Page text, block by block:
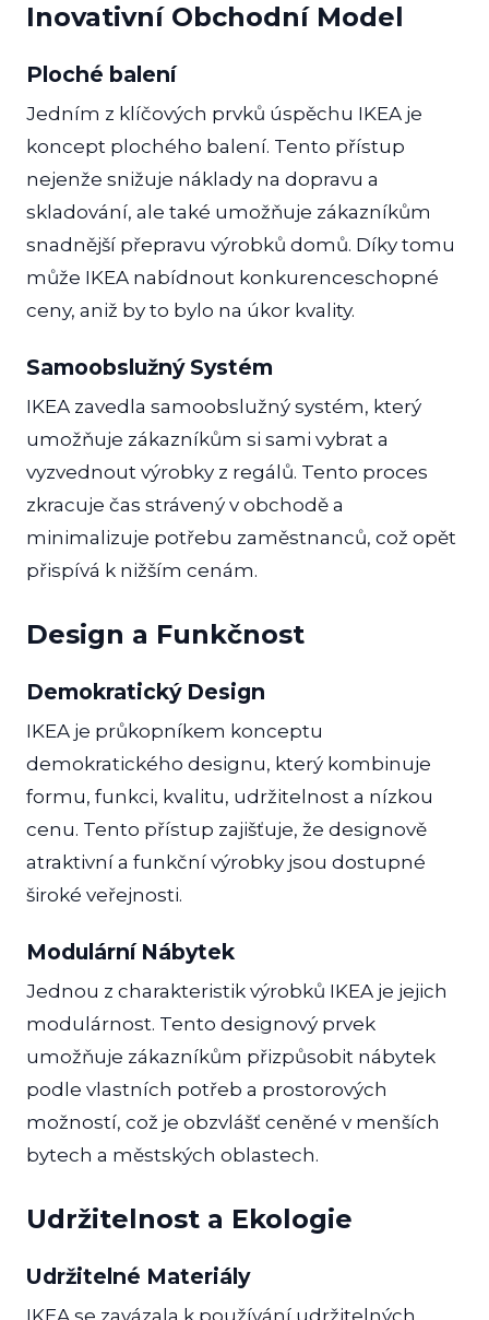
Inovativní Obchodní Model
Ploché balení
Jedním z klíčových prvků úspěchu IKEA je
koncept plochého balení. Tento přístup
nejenže snižuje náklady na dopravu a
skladování, ale také umožňuje zákazníkům
snadnější přepravu výrobků domů. Díky tomu
může IKEA nabídnout konkurenceschopné
ceny, aniž by to bylo na úkor kvality.
Samoobslužný Systém
IKEA zavedla samoobslužný systém, který
umožňuje zákazníkům si sami vybrat a
vyzvednout výrobky z regálů. Tento proces
zkracuje čas strávený v obchodě a
minimalizuje potřebu zaměstnanců, což opět
přispívá k nižším cenám.
Design a Funkčnost
Demokratický Design
IKEA je průkopníkem konceptu
demokratického designu, který kombinuje
formu, funkci, kvalitu, udržitelnost a nízkou
cenu. Tento přístup zajišťuje, že designově
atraktivní a funkční výrobky jsou dostupné
široké veřejnosti.
Modulární Nábytek
Jednou z charakteristik výrobků IKEA je jejich
modulárnost. Tento designový prvek
umožňuje zákazníkům přizpůsobit nábytek
podle vlastních potřeb a prostorových
možností, což je obzvlášť ceněné v menších
bytech a městských oblastech.
Udržitelnost a Ekologie
Udržitelné Materiály
IKEA se zavázala k používání udržitelných